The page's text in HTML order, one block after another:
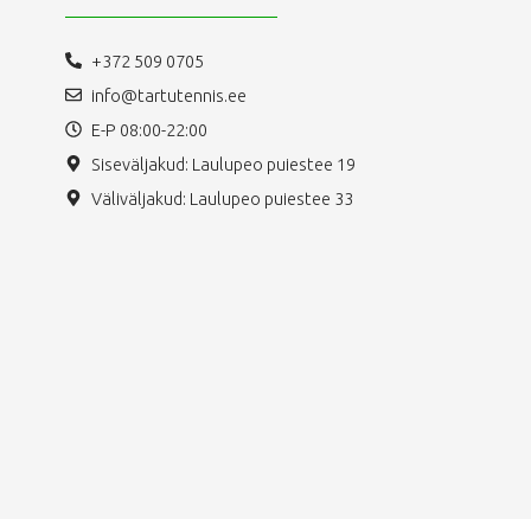
+372 509 0705
info@tartutennis.ee
E-P 08:00-22:00
Siseväljakud: Laulupeo puiestee 19
Väliväljakud: Laulupeo puiestee 33